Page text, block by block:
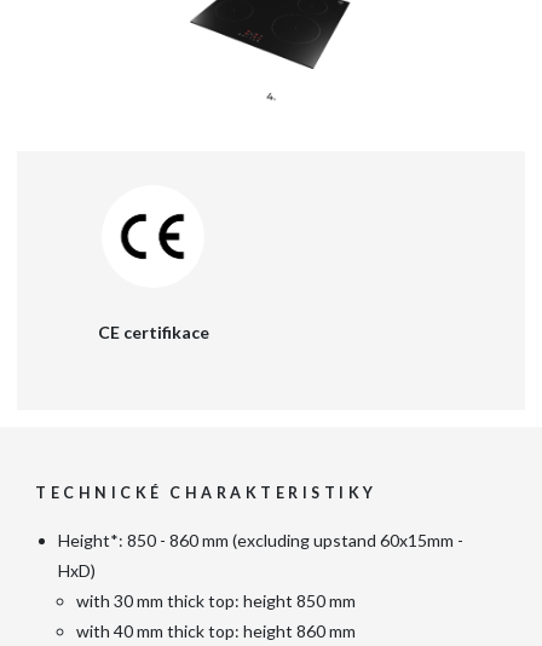
CE certifikace
TECHNICKÉ CHARAKTERISTIKY
Height*: 850 - 860 mm (excluding upstand 60x15mm -
HxD)
with 30 mm thick top: height 850 mm
with 40 mm thick top: height 860 mm